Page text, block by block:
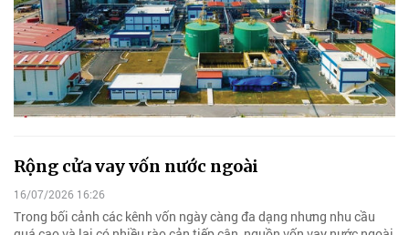
Rộng cửa vay vốn nước ngoài
16/07/2026 16:26
Trong bối cảnh các kênh vốn ngày càng đa dạng nhưng nhu cầu